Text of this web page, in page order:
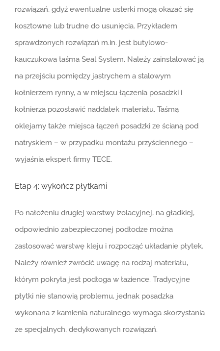
rozwiązań, gdyż ewentualne usterki mogą okazać się
kosztowne lub trudne do usunięcia. Przykładem
sprawdzonych rozwiązań m.in. jest butylowo-
kauczukowa taśma Seal System. Należy zainstalować ją
na przejściu pomiędzy jastrychem a stalowym
kołnierzem rynny, a w miejscu łączenia posadzki i
kołnierza pozostawić naddatek materiału. Taśmą
oklejamy także miejsca łączeń posadzki ze ścianą pod
natryskiem – w przypadku montażu przyściennego –
wyjaśnia ekspert firmy TECE.
Etap 4: wykończ płytkami
Po nałożeniu drugiej warstwy izolacyjnej, na gładkiej,
odpowiednio zabezpieczonej podłodze można
zastosować warstwę kleju i rozpocząć układanie płytek.
Należy również zwrócić uwagę na rodzaj materiału,
którym pokryta jest podłoga w łazience. Tradycyjne
płytki nie stanowią problemu, jednak posadzka
wykonana z kamienia naturalnego wymaga skorzystania
ze specjalnych, dedykowanych rozwiązań.